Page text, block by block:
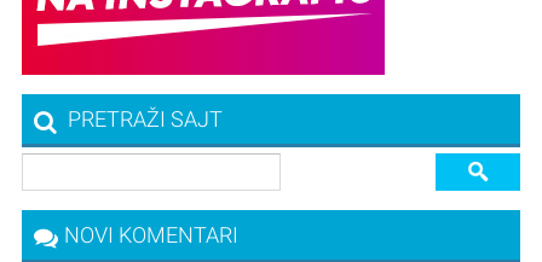
PRETRAŽI SAJT
NOVI KOMENTARI